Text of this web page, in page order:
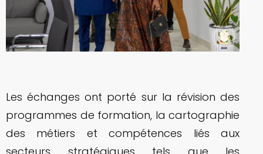
Les échanges ont porté sur la révision des
programmes de formation, la cartographie
des métiers et compétences liés aux